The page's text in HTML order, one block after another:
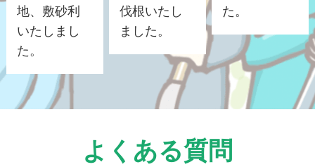
地、敷砂利
いたしまし
た。
伐根いたし
ました。
た。
よくある質問